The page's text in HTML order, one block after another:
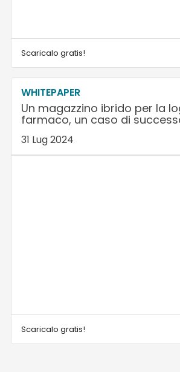
Scaricalo gratis!
WHITEPAPER
Un magazzino ibrido per la
farmaco, un caso di
31 Lug 2024
Scaricalo gratis!